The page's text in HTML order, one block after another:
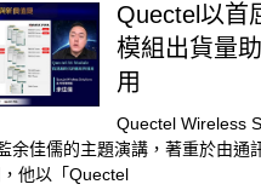
Quectel以首
模組出貨量
用
Quectel Wireless
余佳儒的主題演講，著重於由通
他以「Quectel